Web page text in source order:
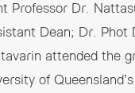
Professor Dr.
Dean; Dr.
attended the
of